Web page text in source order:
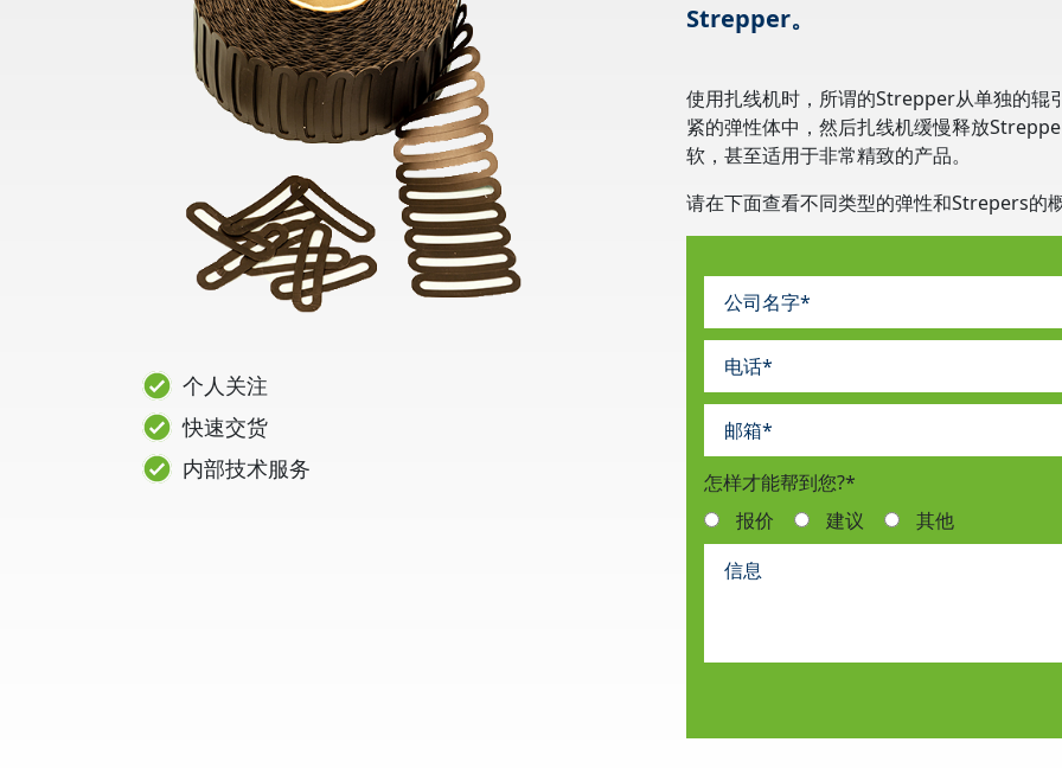
个人关注
快速交货
内部技术服务
Strepper。
使用扎线机时，所谓的Strepper从单独的
紧的弹性体中，然后扎线机缓慢释放
软，甚至适用于非常精致的产品。
请在下面查看不同类型的弹性和Strepers的
怎样才能帮到您?*
报价
建议 其他